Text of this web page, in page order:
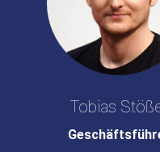
Tobias